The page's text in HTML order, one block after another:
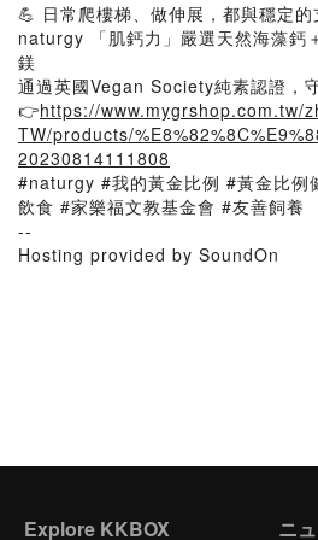
💪 日常爬樓梯、做伸展，都與穩定的
naturgy 「肌鈣力」嚴選天然海藻鈣
鎂
通過英國Vegan Society純素認證，
👉https://www.mygrshop.com.tw/
TW/products/
20230814111808
#naturgy #我的黃金比例 #黃金比例
飲食 #家樂福文教基金會 #友善飼養
--
Hosting provided by SoundOn
Explore KKBOX ニ